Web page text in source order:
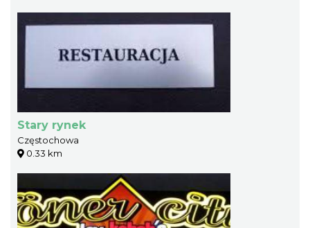
Stary rynek
Częstochowa
0.33 km